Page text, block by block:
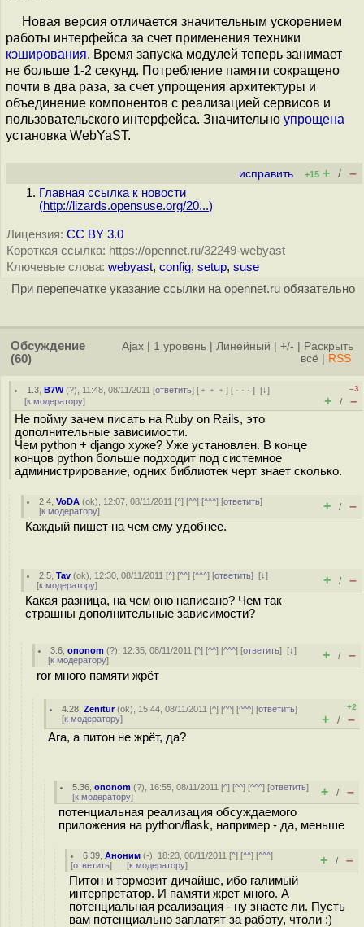
Новая версия отличается значительным ускорением
работы интерфейса за счет применения техники
кэширования. Время запуска модулей теперь занимает
не больше 1-2 секунд. Потребление памяти сокращено
почти в два раза, за счет упрощения архитектуры и
объединение компонентов с реализацией сервисов и
пользовательского интерфейса. Значительно упрощена
установка WebYaST.
исправить +15 + / –
Главная ссылка к новости
(http://lizards.opensuse.org/20...)
Лицензия: CC BY 3.0
Короткая ссылка: https://opennet.ru/32249-webyast
Ключевые слова: webyast, config, setup, suse
При перепечатке указание ссылки на opennet.ru обязательно
Обсуждение
(60)
Ajax 1 уровень Линейный +/-
Раскрыть
всё
RSS
1.3 ,B7W(?), 11:48, 08/11/2011 [ответить] [ ﹢﹢﹢] [ · · ·][↓]
[к модератору]
–3
+ / –
Не пойму зачем писать на Ruby on Rails, это
дополнительные зависимости.
Чем python + django хуже? Уже установлен. В конце
концов python больше подходит под системное
администрирование, одних библиотек черт знает сколько.
2.4 ,VoDA (ok), 12:07, 08/11/2011 [^] [^^] [^^^] [ответить]
[к модератору] + / –
Каждый пишет на чем ему удобнее.
2.5 ,Tav (ok), 12:30, 08/11/2011 [^] [^^] [^^^] [ответить][↓]
[к модератору] + / –
Какая разница, на чем оно написано? Чем так
страшны дополнительные зависимости?
3.6 ,ononom (?), 12:35, 08/11/2011 [^] [^^] [^^^] [ответить][↓]
[к модератору] + / –
ror много памяти жрёт
4.28 ,Zenitur(ok), 15:44, 08/11/2011 [^] [^^] [^^^] [ответить]
[к модератору]
+2
+ / –
Ага, а питон не жрёт, да?
5.36 ,ononom (?), 16:55, 08/11/2011 [^] [^^] [^^^] [ответить]
[к модератору] + / –
потенциальная реализация обсуждаемого
приложения на python/flask, например - да, меньше
6.39 ,Аноним (-), 18:23, 08/11/2011 [^] [^^] [^^^]
[ответить] [к модератору] + / –
Питон и тормозит дичайше, ибо галимый
интерпретатор. И памяти жрет много. А
потенциальная реализация - ну знаете ли. Пусть
вам потенциально заплатят за работу, чтоли :)